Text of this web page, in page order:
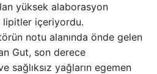
yüksek alaborasyon
lipitler içeriyordu.
notu alanında önde gelen
Gut, son derece
sağlıksız yağların egemen